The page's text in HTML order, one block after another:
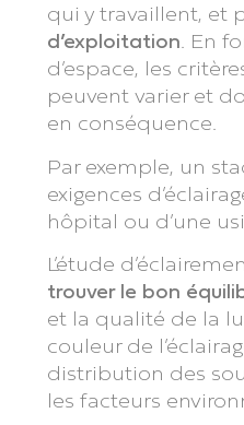
qui y travaillent, et
d’exploitation . En
d’espace, les
peuvent varier et
en conséquence.
Par exemple, un
exigences
hôpital ou d’une
L’étude
trouver le bon
et la qualité de la
couleur de
distribution des
les facteurs